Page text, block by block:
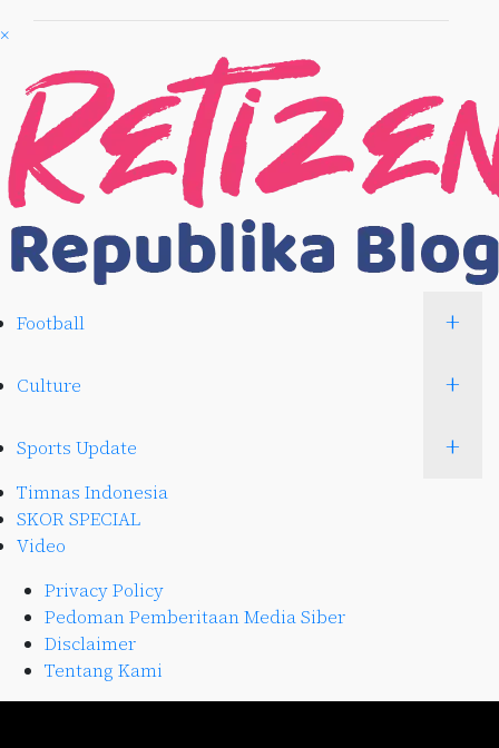
×
Football +
Culture +
Sports Update +
Timnas Indonesia
SKOR SPECIAL
Video
Privacy Policy
Pedoman Pemberitaan Media Siber
Disclaimer
Tentang Kami